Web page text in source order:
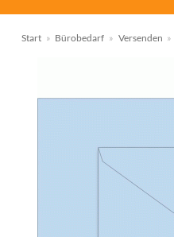
Start » Bürobedarf » Versenden »